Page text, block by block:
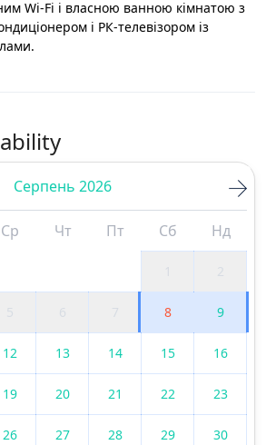
Wi-Fi і власною ванною кімнатою з
і РК-телевізором із
Серпень 2026
Ср Чт Пт Сб Нд
5 6 7 8 9
12 13 14 15 16
19 20 21 22 23
26 27 28 29 30